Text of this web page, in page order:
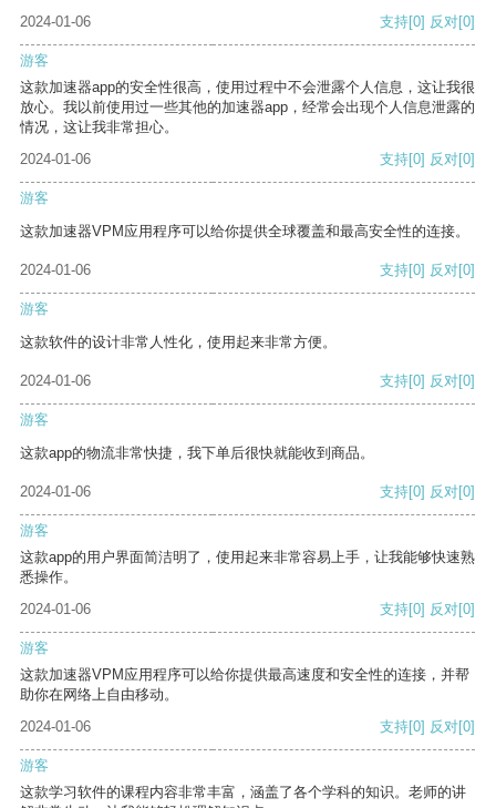
2024-01-06 支持[0] 反对[0]
游客
这款加速器app的安全性很高，使用过程中不会泄露个人信息，这让我很
放心。我以前使用过一些其他的加速器app，经常会出现个人信息泄露的
情况，这让我非常担心。
2024-01-06
支持[0] 反对[0]
游客
这款加速器VPM应用程序可以给你提供全球覆盖和最高安全性的连接。
2024-01-06 支持[0] 反对[0]
游客
这款软件的设计非常人性化，使用起来非常方便。
2024-01-06 支持[0] 反对[0]
游客
这款app的物流非常快捷，我下单后很快就能收到商品。
2024-01-06 支持[0] 反对[0]
游客
这款app的用户界面简洁明了，使用起来非常容易上手，让我能够快速熟
悉操作。
2024-01-06
支持[0] 反对[0]
游客
这款加速器VPM应用程序可以给你提供最高速度和安全性的连接，并帮
助你在网络上自由移动。
2024-01-06
支持[0] 反对[0]
游客
这款学习软件的课程内容非常丰富，涵盖了各个学科的知识。老师的讲